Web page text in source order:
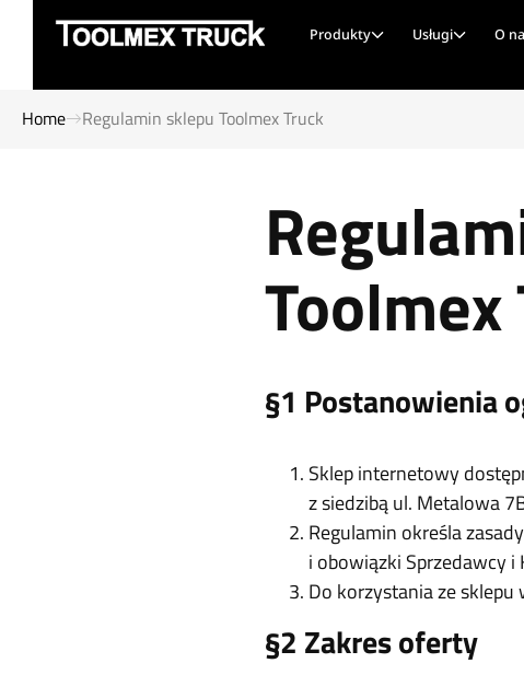
Produkty Usługi O
Home Regulamin sklepu Toolmex Truck
Toolmex
§1 Postanowienia
Sklep internetowy
z siedzibą ul. Metalowa
Regulamin określa
i obowiązki Sprzedawcy i
Do korzystania ze
§2 Zakres oferty